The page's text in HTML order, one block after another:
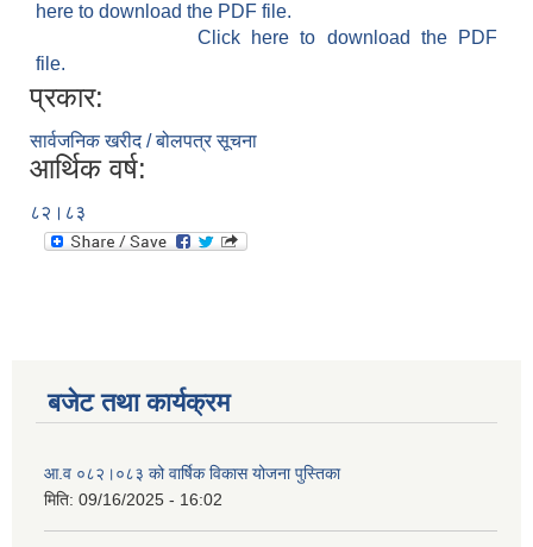
here to download the PDF file.
Click here to download the PDF
file.
प्रकार:
सार्वजनिक खरीद / बोलपत्र सूचना
आर्थिक वर्ष:
८२।८३
बजेट तथा कार्यक्रम
आ.व ०८२।०८३ को वार्षिक विकास योजना पुस्तिका
मिति: 09/16/2025 - 16:02